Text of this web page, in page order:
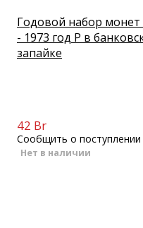
Годовой набор
- 1973 год P в
запайке
42 Br
Сообщить о поступлении
Нет в наличии